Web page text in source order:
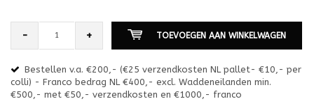
- + TOEVOEGEN AAN WINKELWAGEN
Bestellen v.a. €200,- (€25 verzendkosten NL pallet- €10,- per
colli) - Franco bedrag NL €400,- excl. Waddeneilanden min.
€500,- met €50,- verzendkosten en €1000,- franco